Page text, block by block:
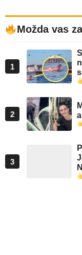
Možda vas
1
2
3